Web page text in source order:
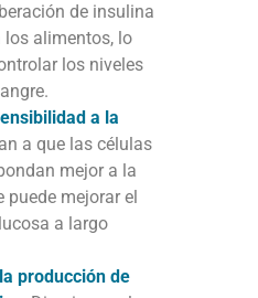
de insulina
los alimentos, lo
los niveles
a la
a que las células
mejor a la
puede mejorar el
a largo
producción de